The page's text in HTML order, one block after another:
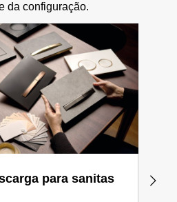
da configuração.
para sanitas